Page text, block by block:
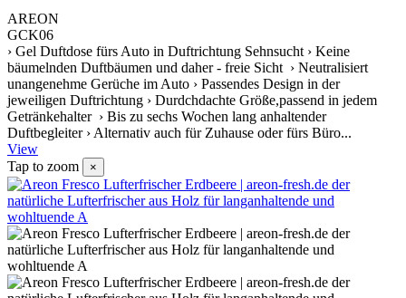
AREON
GCK06
› Gel Duftdose fürs Auto in Duftrichtung Sehnsucht › Keine
bäumelnden Duftbäumen und daher - freie Sicht › Neutralisiert
unangenehme Gerüche im Auto › Passendes Design in der
jeweiligen Duftrichtung › Durdchdachte Größe,passend in jedem
Getränkehalter › Bis zu sechs Wochen lang anhaltender
Duftbegleiter › Alternativ auch für Zuhause oder fürs Büro...
View
Tap to zoom
×